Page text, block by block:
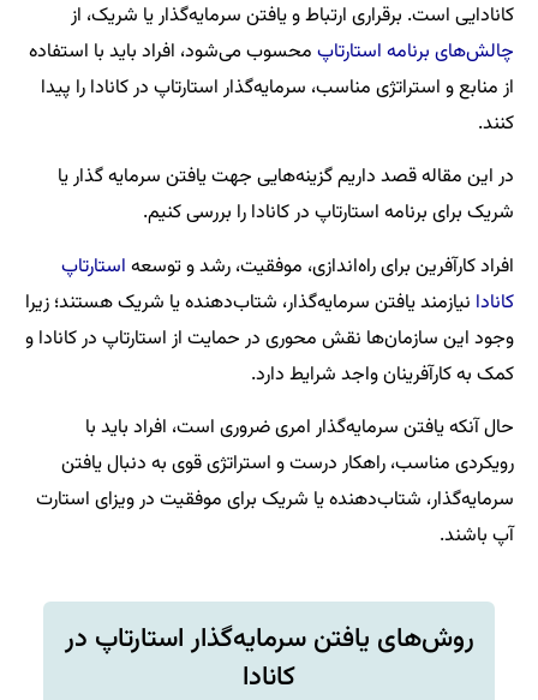
کانادایی است. برقراری ارتباط و یافتن سرمایه‌گذار یا شریک، از
چالش‌‌های برنامه استارتاپ محسوب می‌شود، افراد باید با استفاده
از منابع و استراتژی مناسب، سرمایه‌گذار استارتاپ در کانادا را پیدا
کنند.
در این مقاله قصد داریم گزینه‌هایی جهت یافتن سرمایه گذار یا
شریک برای برنامه استارتاپ در کانادا را بررسی کنیم.
افراد کارآفرین برای راه‌اندازی، موفقیت، رشد و توسعه استارتاپ
کانادا نیازمند یافتن سرمایه‌گذار، شتاب‌دهنده یا شریک هستند؛ زیرا
وجود این سازمان‌ها نقش محوری در حمایت از استارتاپ در کانادا و
کمک به کارآفرینان واجد شرایط دارد.
حال آنکه یافتن سرمایه‌گذار امری ضروری است، افراد باید با
رویکردی مناسب، راهکار درست و استراتژی قوی به دنبال یافتن
سرمایه‌گذار، شتاب‌دهنده یا شریک برای موفقیت در ویزای استارت
آپ باشند.
روش‌های یافتن سرمایه‌گذار استارتاپ در
کانادا